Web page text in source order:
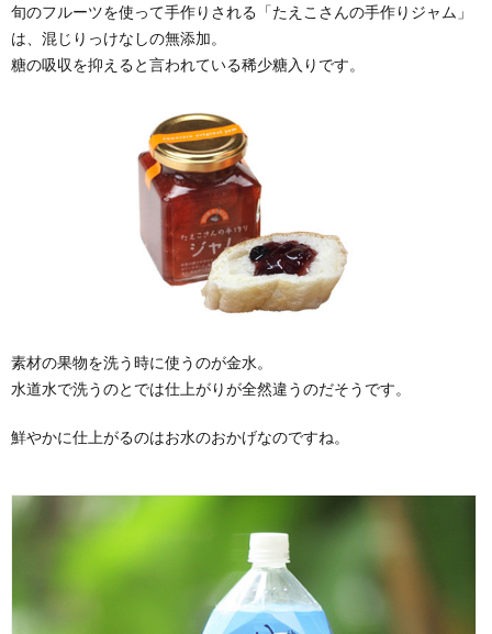
旬のフルーツを使って手作りされる「たえこさんの手作りジャム」
は、混じりっけなしの無添加。
糖の吸収を抑えると言われている稀少糖入りです。
素材の果物を洗う時に使うのが金水。
水道水で洗うのとでは仕上がりが全然違うのだそうです。
鮮やかに仕上がるのはお水のおかげなのですね。